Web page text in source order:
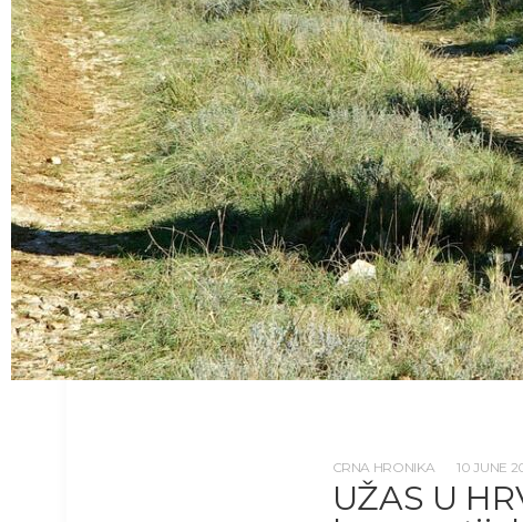
CRNA HRONIKA 10 JUNE
UŽAS U